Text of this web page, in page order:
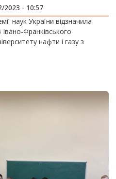
2023 - 10:57
наук України відзначила
Франківського
нафти і газу з